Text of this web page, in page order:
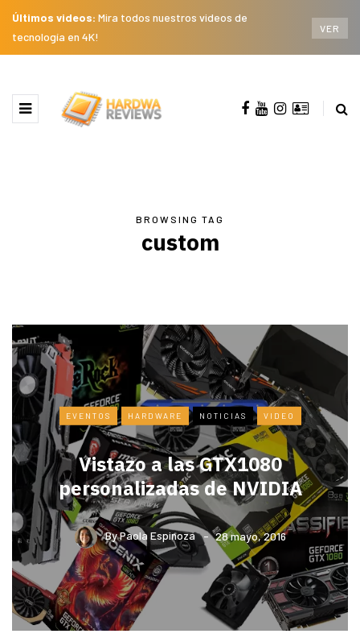
Últimos videos: Mira todos nuestros videos de
tecnología en 4K!
VER
BROWSING TAG
custom
EVENTOS HARDWARE NOTICIAS VIDEO
Vistazo a las GTX1080
personalizadas de NVIDIA
ByPaola Espinoza 28 mayo, 2016